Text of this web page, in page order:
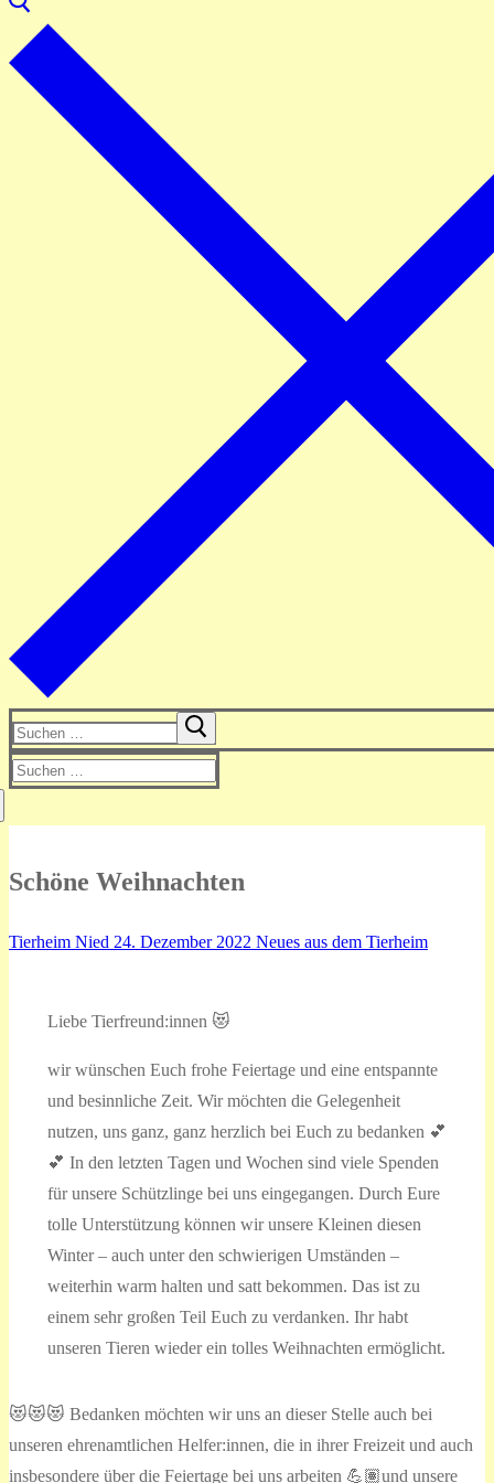
Suchen
nach:
Suchen
Schöne Weihnachten
Tierheim Nied 24. Dezember 2022 Neues aus dem Tierheim
Liebe Tierfreund:innen 😻
wir wünschen Euch frohe Feiertage und eine entspannte
und besinnliche Zeit. Wir möchten die Gelegenheit
nutzen, uns ganz, ganz herzlich bei Euch zu bedanken 💕
💕 In den letzten Tagen und Wochen sind viele Spenden
für unsere Schützlinge bei uns eingegangen. Durch Eure
tolle Unterstützung können wir unsere Kleinen diesen
Winter – auch unter den schwierigen Umständen –
weiterhin warm halten und satt bekommen. Das ist zu
einem sehr großen Teil Euch zu verdanken. Ihr habt
unseren Tieren wieder ein tolles Weihnachten ermöglicht.
😻😻😻 Bedanken möchten wir uns an dieser Stelle auch bei
unseren ehrenamtlichen Helfer:innen, die in ihrer Freizeit und auch
insbesondere über die Feiertage bei uns arbeiten 💪🏽und unsere